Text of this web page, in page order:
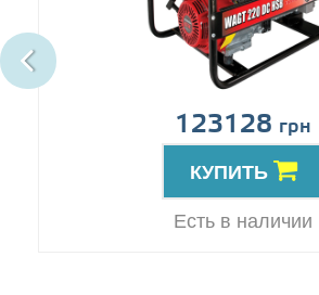
123128 грн
КУПИТЬ
Есть в наличии